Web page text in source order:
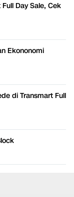
Day Sale, Cek
Ekononomi
di Transmart Full